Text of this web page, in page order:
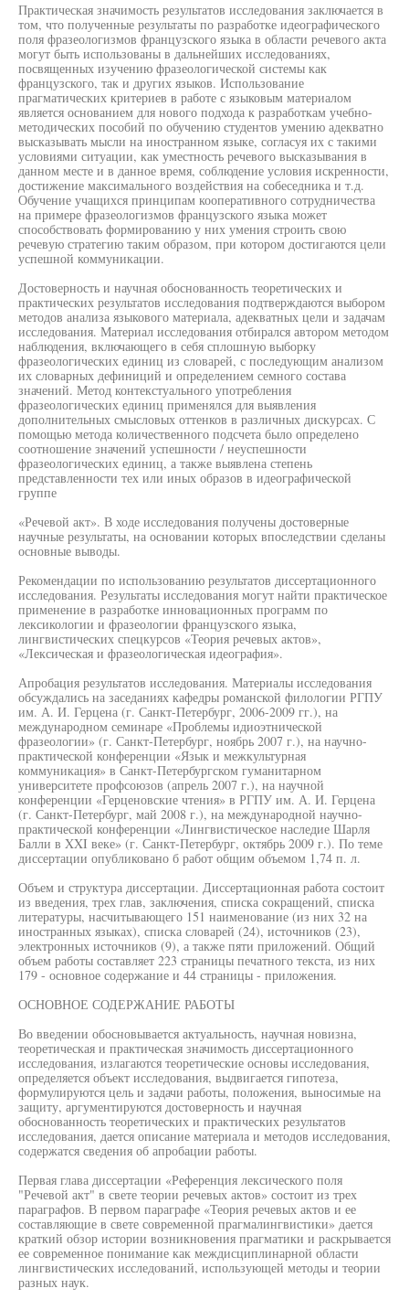
Практическая значимость результатов исследования заключается в
том, что полученные результаты по разработке идеографического
поля фразеологизмов французского языка в области речевого акта
могут быть использованы в дальнейших исследованиях,
посвященных изучению фразеологической системы как
французского, так и других языков. Использование
прагматических критериев в работе с языковым материалом
является основанием для нового подхода к разработкам учебно-
методических пособий по обучению студентов умению адекватно
высказывать мысли на иностранном языке, согласуя их с такими
условиями ситуации, как уместность речевого высказывания в
данном месте и в данное время, соблюдение условия искренности,
достижение максимального воздействия на собеседника и т.д.
Обучение учащихся принципам кооперативного сотрудничества
на примере фразеологизмов французского языка может
способствовать формированию у них умения строить свою
речевую стратегию таким образом, при котором достигаются цели
успешной коммуникации.
Достоверность и научная обоснованность теоретических и
практических результатов исследования подтверждаются выбором
методов анализа языкового материала, адекватных цели и задачам
исследования. Материал исследования отбирался автором методом
наблюдения, включающего в себя сплошную выборку
фразеологических единиц из словарей, с последующим анализом
их словарных дефиниций и определением семного состава
значений. Метод контекстуального употребления
фразеологических единиц применялся для выявления
дополнительных смысловых оттенков в различных дискурсах. С
помощью метода количественного подсчета было определено
соотношение значений успешности / неуспешности
фразеологических единиц, а также выявлена степень
представленности тех или иных образов в идеографической
группе
«Речевой акт». В ходе исследования получены достоверные
научные результаты, на основании которых впоследствии сделаны
основные выводы.
Рекомендации по использованию результатов диссертационного
исследования. Результаты исследования могут найти практическое
применение в разработке инновационных программ по
лексикологии и фразеологии французского языка,
лингвистических спецкурсов «Теория речевых актов»,
«Лексическая и фразеологическая идеография».
Апробация результатов исследования. Материалы исследования
обсуждались на заседаниях кафедры романской филологии РГПУ
им. А. И. Герцена (г. Санкт-Петербург, 2006-2009 гг.), на
международном семинаре «Проблемы идиоэтнической
фразеологии» (г. Санкт-Петербург, ноябрь 2007 г.), на научно-
практической конференции «Язык и межкультурная
коммуникация» в Санкт-Петербургском гуманитарном
университете профсоюзов (апрель 2007 г.), на научной
конференции «Герценовские чтения» в РГПУ им. А. И. Герцена
(г. Санкт-Петербург, май 2008 г.), на международной научно-
практической конференции «Лингвистическое наследие Шарля
Балли в XXI веке» (г. Санкт-Петербург, октябрь 2009 г.). По теме
диссертации опубликовано б работ общим объемом 1,74 п. л.
Объем и структура диссертации. Диссертационная работа состоит
из введения, трех глав, заключения, списка сокращений, списка
литературы, насчитывающего 151 наименование (из них 32 на
иностранных языках), списка словарей (24), источников (23),
электронных источников (9), а также пяти приложений. Общий
объем работы составляет 223 страницы печатного текста, из них
179 - основное содержание и 44 страницы - приложения.
ОСНОВНОЕ СОДЕРЖАНИЕ РАБОТЫ
Во введении обосновывается актуальность, научная новизна,
теоретическая и практическая значимость диссертационного
исследования, излагаются теоретические основы исследования,
определяется объект исследования, выдвигается гипотеза,
формулируются цель и задачи работы, положения, выносимые на
защиту, аргументируются достоверность и научная
обоснованность теоретических и практических результатов
исследования, дается описание материала и методов исследования,
содержатся сведения об апробации работы.
Первая глава диссертации «Референция лексического поля
"Речевой акт" в свете теории речевых актов» состоит из трех
параграфов. В первом параграфе «Теория речевых актов и ее
составляющие в свете современной прагмалингвистики» дается
краткий обзор истории возникновения прагматики и раскрывается
ее современное понимание как междисциплинарной области
лингвистических исследований, использующей методы и теории
разных наук.